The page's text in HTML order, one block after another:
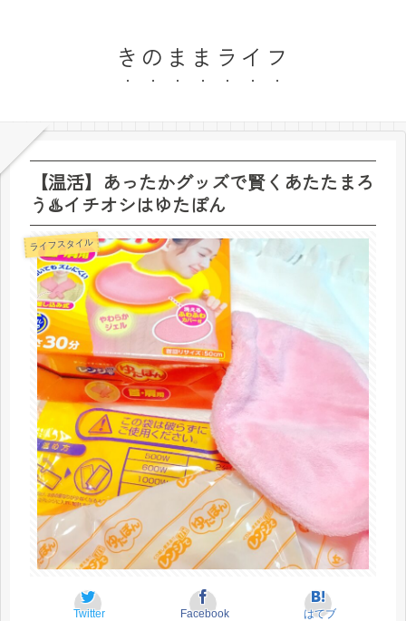
きのままライフ
【温活】あったかグッズで賢くあたたまろ
う♨️イチオシはゆたぽん
ライフスタイル
Twitter Facebook はてブ